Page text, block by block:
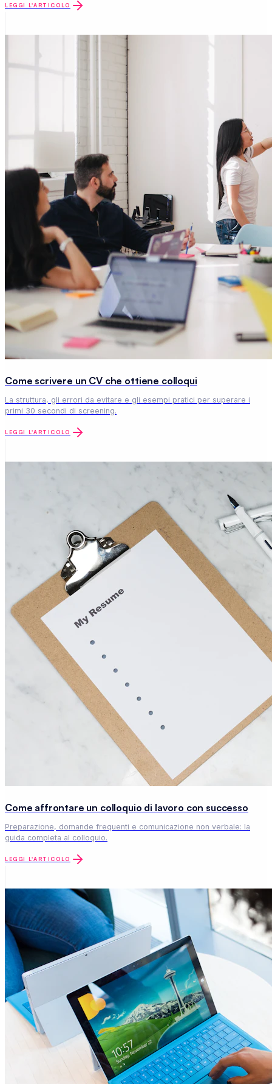
LEGGI L'ARTICOLO
Come scrivere un CV che ottiene colloqui
La struttura, gli errori da evitare e gli esempi pratici per superare i
primi 30 secondi di screening.
LEGGI L'ARTICOLO
Come affrontare un colloquio di lavoro con successo
Preparazione, domande frequenti e comunicazione non verbale: la
guida completa al colloquio.
LEGGI L'ARTICOLO